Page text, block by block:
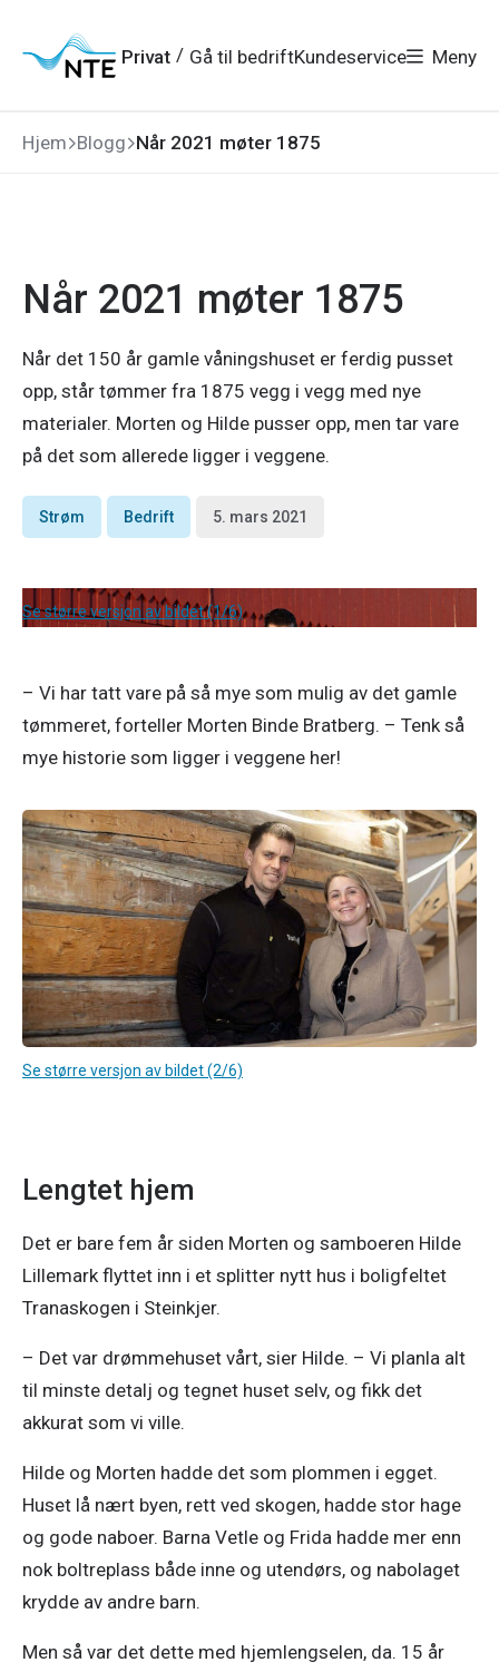
hovedmeny
søk
hovedinnhold
bunnområde
Privat / Gå til bedriftKundeservice Meny
Hjem Blogg Når 2021 møter 1875
Når 2021 møter 1875
Når det 150 år gamle våningshuset er ferdig pusset
opp, står tømmer fra 1875 vegg i vegg med nye
materialer. Morten og Hilde pusser opp, men tar vare
på det som allerede ligger i veggene.
Strøm Bedrift 5. mars 2021
Se større versjon av bildet (1/6)
– Vi har tatt vare på så mye som mulig av det gamle
tømmeret, forteller Morten Binde Bratberg. – Tenk så
mye historie som ligger i veggene her!
Se større versjon av bildet (2/6)
Lengtet hjem
Det er bare fem år siden Morten og samboeren Hilde
Lillemark flyttet inn i et splitter nytt hus i boligfeltet
Tranaskogen i Steinkjer.
– Det var drømmehuset vårt, sier Hilde. – Vi planla alt
til minste detalj og tegnet huset selv, og fikk det
akkurat som vi ville.
Hilde og Morten hadde det som plommen i egget.
Huset lå nært byen, rett ved skogen, hadde stor hage
og gode naboer. Barna Vetle og Frida hadde mer enn
nok boltreplass både inne og utendørs, og nabolaget
krydde av andre barn.
Men så var det dette med hjemlengselen, da. 15 år